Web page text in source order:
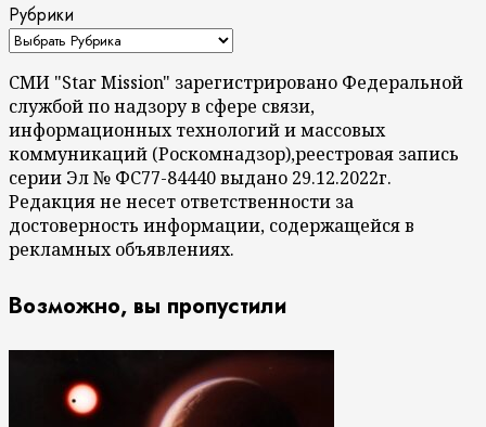
Рубрики
СМИ "Star Mission" зарегистрировано Федеральной
службой по надзору в сфере связи,
информационных технологий и массовых
коммуникаций (Роскомнадзор),реестровая запись
серии Эл № ФС77-84440 выдано 29.12.2022г.
Редакция не несет ответственности за
достоверность информации, содержащейся в
рекламных объявлениях.
Возможно, вы пропустили